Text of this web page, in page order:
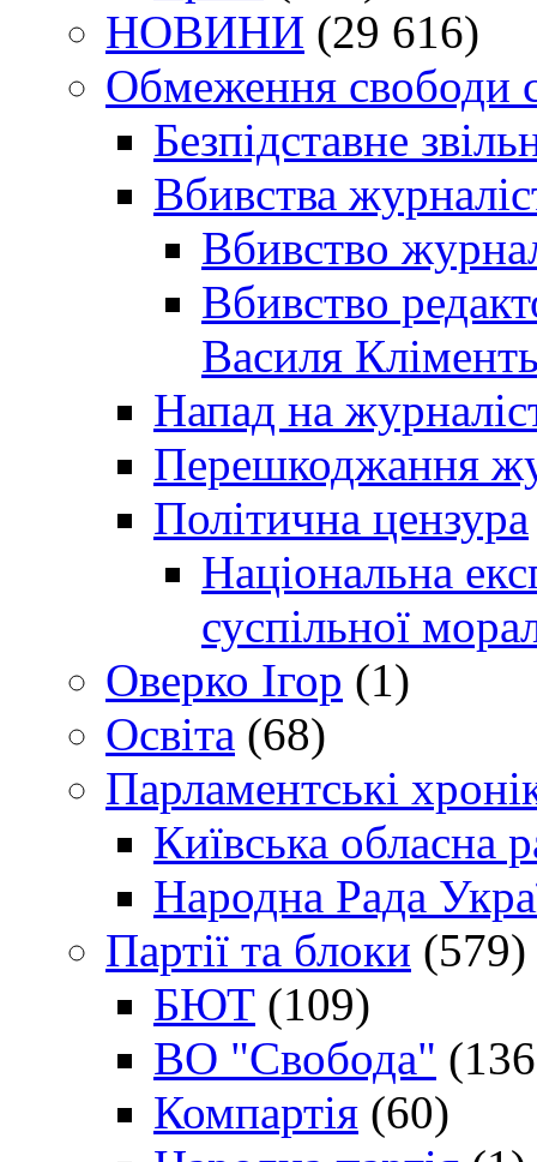
НОВИНИ (29 616)
Обмеження свободи
Безпідставне
Вбивства
Вбивство
Вбивство
Василя
Напад на
Перешкоджання
Політична цензура
Національна
суспільної
Оверко Ігор (1)
Освіта (68)
Парламентські
Київська обласна
Народна Рада
Партії та блоки (579)
БЮТ (109)
ВО "Свобода"
Компартія (60)